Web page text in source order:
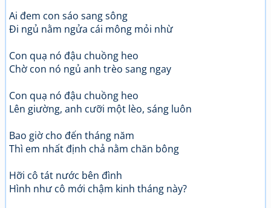
Ai đem con sáo sang sông
Đi ngủ nằm ngửa cái mông mỏi nhừ
Con quạ nó đậu chuồng heo
Chờ con nó ngủ anh trèo sang ngay
Con quạ nó đậu chuồng heo
Lên giường, anh cưỡi một lèo, sáng luôn
Bao giờ cho đến tháng năm
Thì em nhất định chả nằm chăn bông
Hỡi cô tát nước bên đình
Hình như cô mới chậm kinh tháng này?